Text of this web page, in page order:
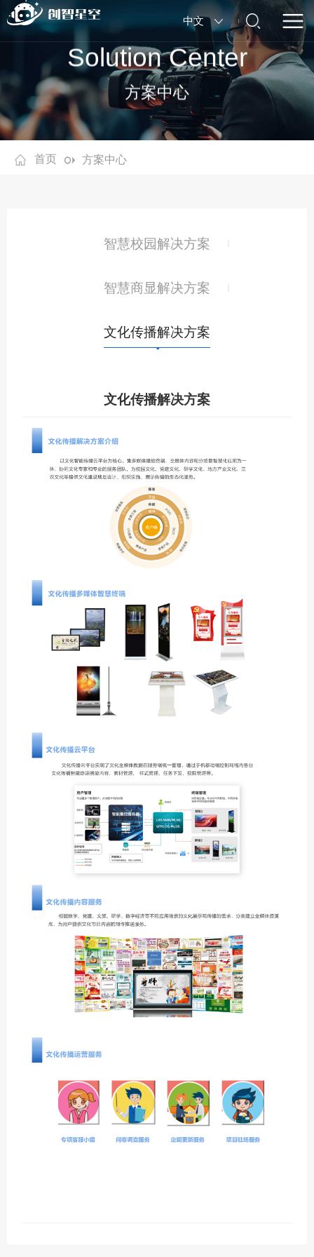
中文
Solution Center
方案中心
首页 方案中心
智慧校园解决方案
智慧商显解决方案
文化传播解决方案
文化传播解决方案